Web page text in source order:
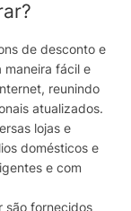
de desconto e
maneira fácil e
reunindo
atualizados.
lojas e
domésticos e
e com
são fornecidos